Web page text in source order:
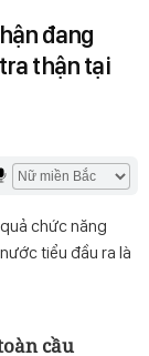
đang
thận tại
chức năng
tiểu đầu ra là
cầu